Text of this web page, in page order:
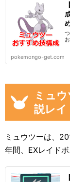
pokemongo-get.com
ミュ
説レイ
ミュウツーは、
年間、EXレイド